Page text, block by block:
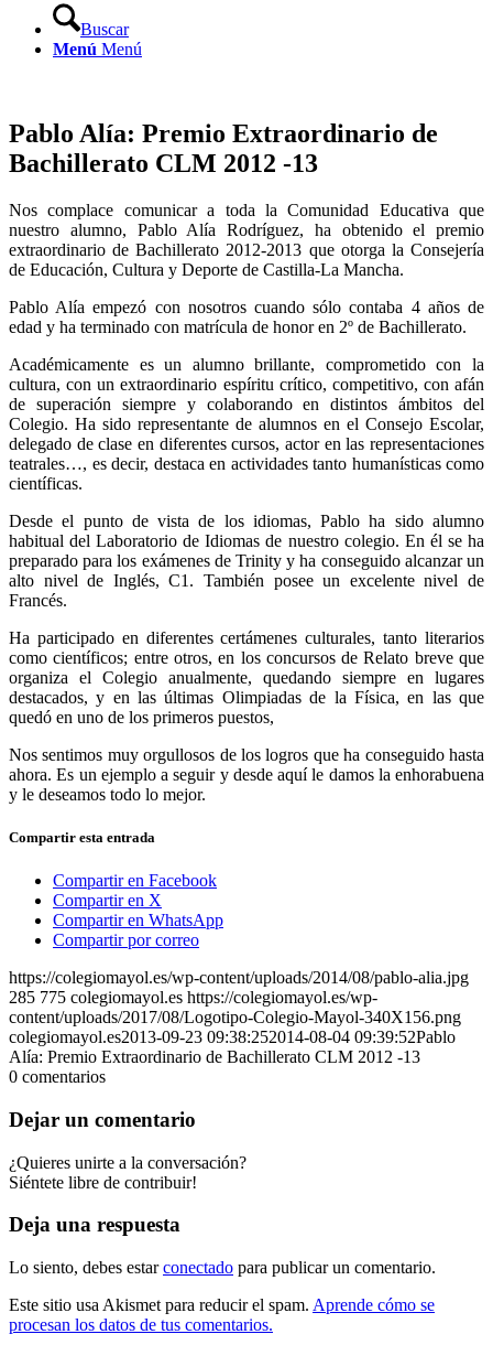
Buscar
Menú Menú
Pablo Alía: Premio Extraordinario de
Bachillerato CLM 2012 -13
Nos complace comunicar a toda la Comunidad Educativa que
nuestro alumno, Pablo Alía Rodríguez, ha obtenido el premio
extraordinario de Bachillerato 2012-2013 que otorga la Consejería
de Educación, Cultura y Deporte de Castilla-La Mancha.
Pablo Alía empezó con nosotros cuando sólo contaba 4 años de
edad y ha terminado con matrícula de honor en 2º de Bachillerato.
Académicamente es un alumno brillante, comprometido con la
cultura, con un extraordinario espíritu crítico, competitivo, con afán
de superación siempre y colaborando en distintos ámbitos del
Colegio. Ha sido representante de alumnos en el Consejo Escolar,
delegado de clase en diferentes cursos, actor en las representaciones
teatrales…, es decir, destaca en actividades tanto humanísticas como
científicas.
Desde el punto de vista de los idiomas, Pablo ha sido alumno
habitual del Laboratorio de Idiomas de nuestro colegio. En él se ha
preparado para los exámenes de Trinity y ha conseguido alcanzar un
alto nivel de Inglés, C1. También posee un excelente nivel de
Francés.
Ha participado en diferentes certámenes culturales, tanto literarios
como científicos; entre otros, en los concursos de Relato breve que
organiza el Colegio anualmente, quedando siempre en lugares
destacados, y en las últimas Olimpiadas de la Física, en las que
quedó en uno de los primeros puestos,
Nos sentimos muy orgullosos de los logros que ha conseguido hasta
ahora. Es un ejemplo a seguir y desde aquí le damos la enhorabuena
y le deseamos todo lo mejor.
Compartir esta entrada
Compartir en Facebook
Compartir en X
Compartir en WhatsApp
Compartir por correo
https://colegiomayol.es/wp-content/uploads/2014/08/pablo-alia.jpg
285 775 colegiomayol.es https://colegiomayol.es/wp-
content/uploads/2017/08/Logotipo-Colegio-Mayol-340X156.png
colegiomayol.es2013-09-23 09:38:252014-08-04 09:39:52Pablo
Alía: Premio Extraordinario de Bachillerato CLM 2012 -13
0 comentarios
Dejar un comentario
¿Quieres unirte a la conversación?
Siéntete libre de contribuir!
Deja una respuesta
Lo siento, debes estarconectado para publicar un comentario.
Este sitio usa Akismet para reducir el spam. Aprende cómo se
procesan los datos de tus comentarios.